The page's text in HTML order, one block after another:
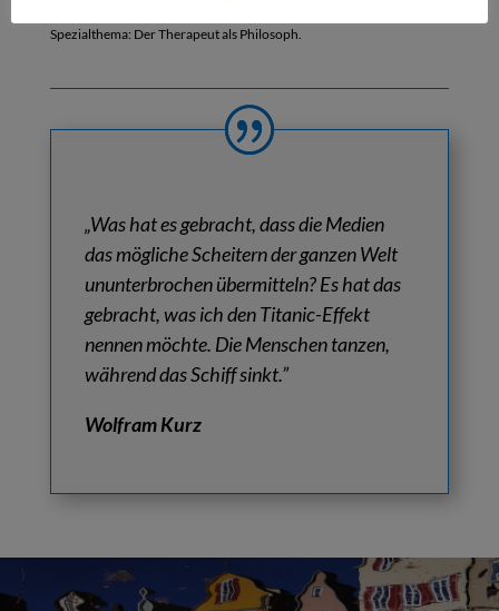
Spezialthema: Der Therapeut als Philosoph.
„Was hat es gebracht, dass die Medien
das mögliche Scheitern der ganzen Welt
ununterbrochen übermitteln? Es hat das
gebracht, was ich den Titanic-Effekt
nennen möchte. Die Menschen tanzen,
während das Schiff sinkt.”
Wolfram Kurz